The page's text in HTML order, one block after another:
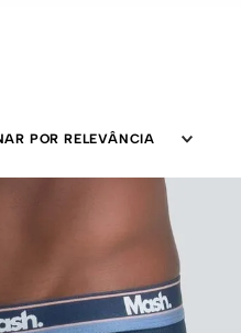
POR RELEVÂNCIA